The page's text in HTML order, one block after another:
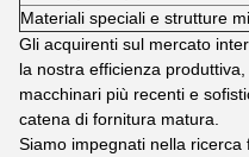
Materiali speciali e strutture
Gli acquirenti sul mercato
la nostra efficienza
macchinari più recenti e
catena di fornitura matura.
Siamo impegnati nella